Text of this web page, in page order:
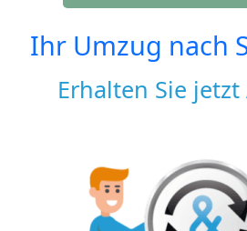
Ihr Umzug nach
Erhalten Sie